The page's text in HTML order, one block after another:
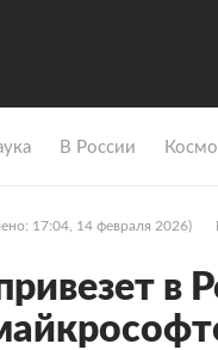
В России
17:04, 14 февраля 2026)
в